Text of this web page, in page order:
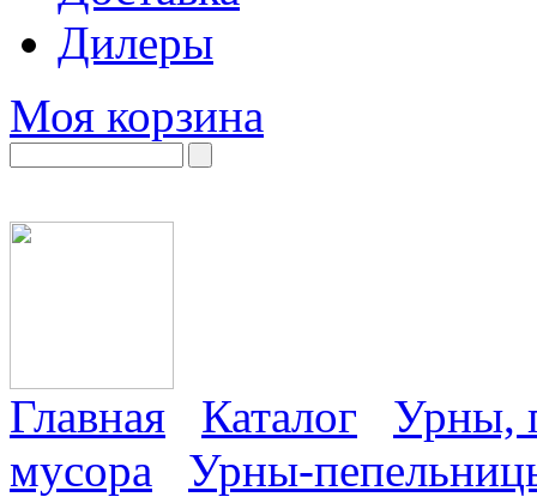
Дилеры
Моя корзина
Главная Каталог
Урны,
мусора
Урны-